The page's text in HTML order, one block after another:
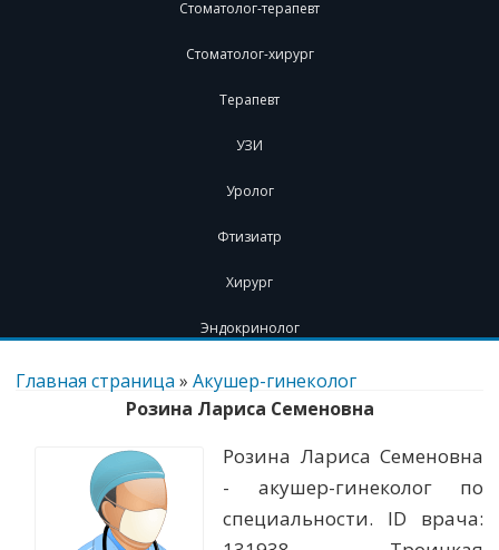
Стоматолог-терапевт
Стоматолог-хирург
Терапевт
УЗИ
Уролог
Фтизиатр
Хирург
Эндокринолог
Перейти
содержимому
Главная страница » Акушер-гинеколог
Розина Лариса Семеновна
Розина Лариса Семеновна
- акушер-гинеколог по
специальности. ID врача: